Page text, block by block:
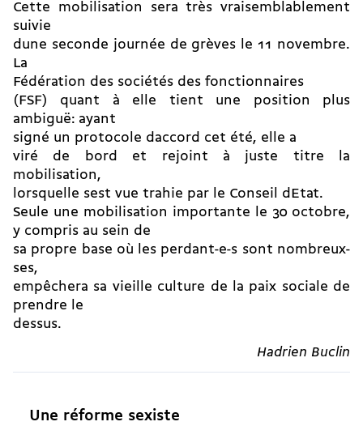
Cette mobilisation sera très vraisemblablement
suivie
dune seconde journée de grèves le 11 novembre.
La
Fédération des sociétés des fonctionnaires
(FSF) quant à elle tient une position plus
ambiguë: ayant
signé un protocole daccord cet été, elle a
viré de bord et rejoint à juste titre la
mobilisation,
lorsquelle sest vue trahie par le Conseil dEtat.
Seule une mobilisation importante le 30 octobre,
y compris au sein de
sa propre base où les perdant-e-s sont nombreux-
ses,
empêchera sa vieille culture de la paix sociale de
prendre le
dessus.
Hadrien Buclin
Une réforme sexiste